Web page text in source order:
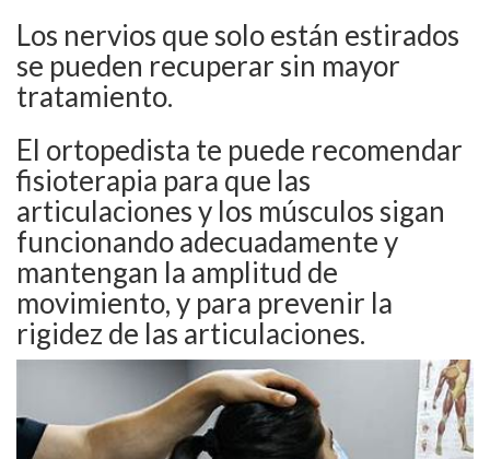
Los nervios que solo están estirados
se pueden recuperar sin mayor
tratamiento.
El ortopedista te puede recomendar
fisioterapia para que las
articulaciones y los músculos sigan
funcionando adecuadamente y
mantengan la amplitud de
movimiento, y para prevenir la
rigidez de las articulaciones.